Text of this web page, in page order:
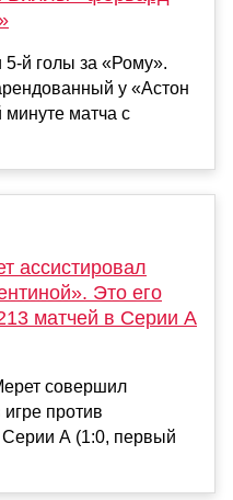
й голы за «Рому».
у «Астон
минуте матча с
ассистировал
Это его
матчей в Серии А
совершил
игре против
А (1:0, первый